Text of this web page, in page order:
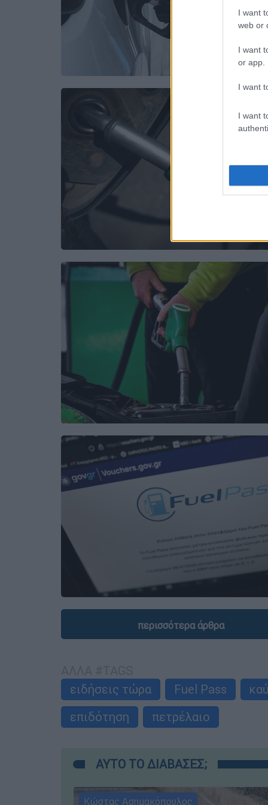
I want
web or
I want
or app.
I want
I want
περισσότερα άρθρα
ειδήσεις τώρα
Fuel Pass
επιδότηση
πετρέλαιο
ΑΥΤΟ ΤΟ ΔΙΑΒΑΣΕΣ;
Κώστας Ασημακόπουλος